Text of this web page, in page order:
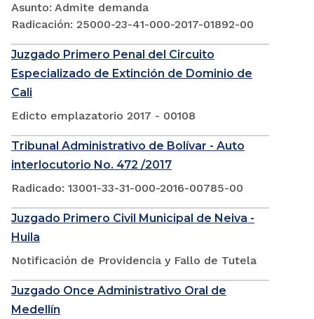
Asunto: Admite demanda
Radicación: 25000-23-41-000-2017-01892-00
Juzgado Primero Penal del Circuito
Especializado de Extinción de Dominio de
Cali
Edicto emplazatorio 2017 - 00108
Tribunal Administrativo de Bolívar - Auto
interlocutorio No. 472 /2017
Radicado: 13001-33-31-000-2016-00785-00
Juzgado Primero Civil Municipal de Neiva -
Huila
Notificación de Providencia y Fallo de Tutela
Juzgado Once Administrativo Oral de
Medellín